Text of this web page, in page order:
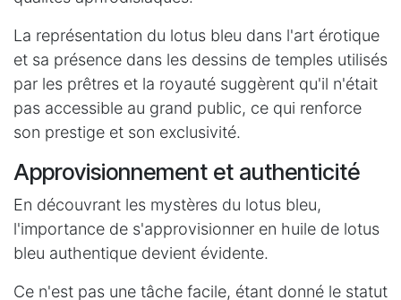
La représentation du lotus bleu dans l'art érotique
et sa présence dans les dessins de temples utilisés
par les prêtres et la royauté suggèrent qu'il n'était
pas accessible au grand public, ce qui renforce
son prestige et son exclusivité.
Approvisionnement et authenticité
En découvrant les mystères du lotus bleu,
l'importance de s'approvisionner en huile de lotus
bleu authentique devient évidente.
Ce n'est pas une tâche facile, étant donné le statut